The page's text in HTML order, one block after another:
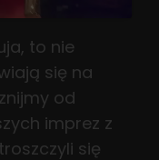
to nie
się na
od
imprez z
się